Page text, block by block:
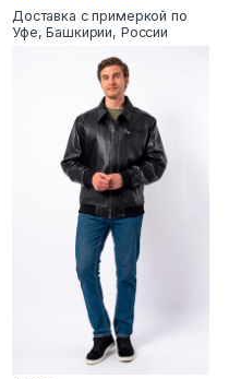
Доставка с примеркой по
Уфе, Башкирии, России